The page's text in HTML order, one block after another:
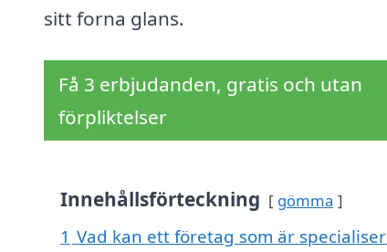
sitt forna glans.
Få 3 erbjudanden, gratis och utan
förpliktelser
Innehållsförteckning gömma
1 Vad kan ett företag som är